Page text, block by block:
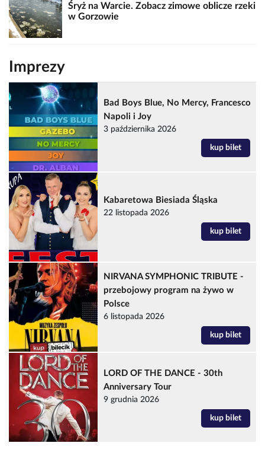
Śryż na Warcie. Zobacz zimowe oblicze rzeki
w Gorzowie
Imprezy
Bad Boys Blue, No Mercy, Francesco
Napoli i Joy
3 października 2026
kup bilet
Kabaretowa Biesiada Śląska
22 listopada 2026
kup bilet
NIRVANA SYMPHONIC TRIBUTE -
przebojowy program na żywo w
Polsce
6 listopada 2026
kup bilet
LORD OF THE DANCE - 30th
Anniversary Tour
9 grudnia 2026
kup bilet